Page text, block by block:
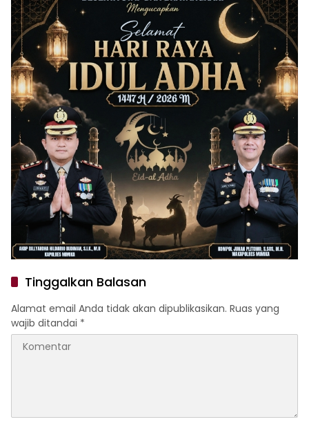
Tinggalkan Balasan
Alamat email Anda tidak akan dipublikasikan. Ruas yang
wajib ditandai *